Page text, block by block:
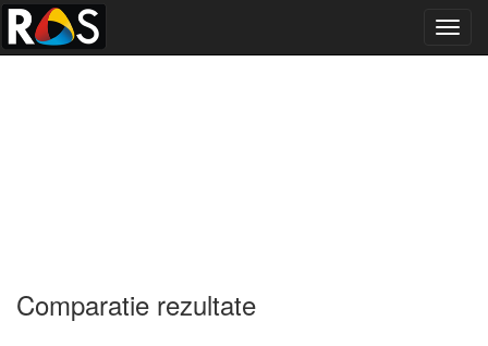
Comparatie rezultate